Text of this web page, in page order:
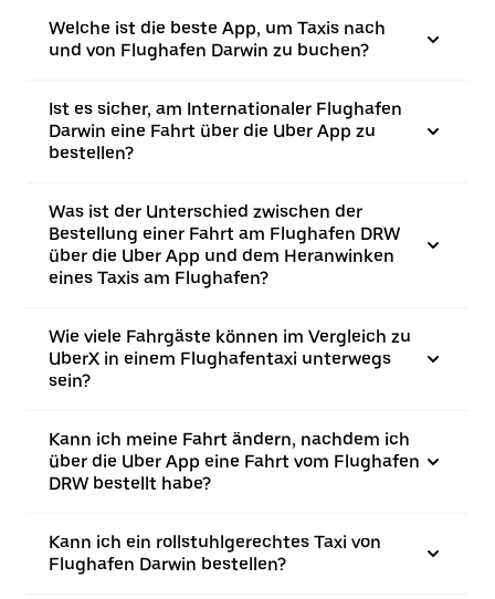
Welche ist die beste App, um Taxis nach
und von Flughafen Darwin zu buchen?
Ist es sicher, am Internationaler Flughafen
Darwin eine Fahrt über die Uber App zu
bestellen?
Was ist der Unterschied zwischen der
Bestellung einer Fahrt am Flughafen DRW
über die Uber App und dem Heranwinken
eines Taxis am Flughafen?
Wie viele Fahrgäste können im Vergleich zu
UberX in einem Flughafentaxi unterwegs
sein?
Kann ich meine Fahrt ändern, nachdem ich
über die Uber App eine Fahrt vom Flughafen
DRW bestellt habe?
Kann ich ein rollstuhlgerechtes Taxi von
Flughafen Darwin bestellen?